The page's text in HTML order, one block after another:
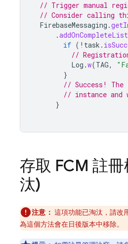
// Trigger manual
// Consider calling
FirebaseMessaging .
.
if ( ! task .
//
Log .w(TAG,
}
// Success!
// instance and
}
存取 FCM 註冊
汰)
注意： 這項功能已淘汰，請改
為這個方法會在日後版本中移除。